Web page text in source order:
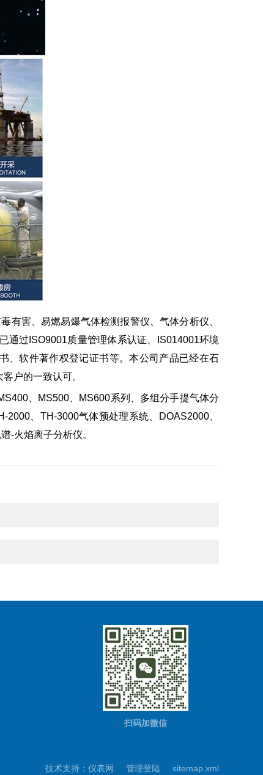
害、易燃易爆气体检测报警仪、气体分析仪、
通过ISO9001质量管理体系认证、IS014001环境
、软件著作权登记证书等。本公司产品已经在石
户的一致认可。
、MS500、MS600系列、多组分手提气体分
、TH-3000气体预处理系统、DOAS2000、
-火焰离子分析仪。
扫码加微信
技术支持： 仪表网 管理登陆 sitemap.xml